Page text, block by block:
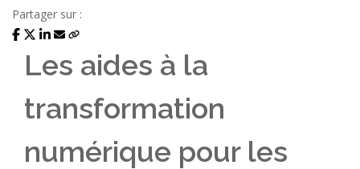
Partager sur :
Les aides à la
transformation
numérique pour les